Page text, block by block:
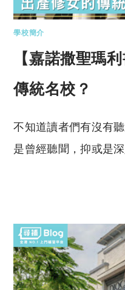
學校簡介
【嘉諾撒聖瑪
傳統名校？
不知道讀者們有沒有
是曾經聽聞，抑或是